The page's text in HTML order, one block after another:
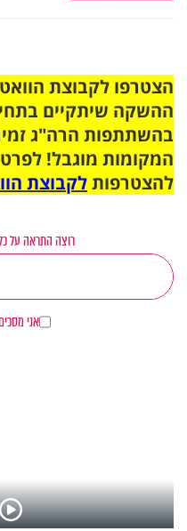
ההשקה שיתקיים
בהשתתפות הרה"ג
המקומות מוגבל!
להצטרפותלקבוצת
רוצה התראה על
אני מסכים